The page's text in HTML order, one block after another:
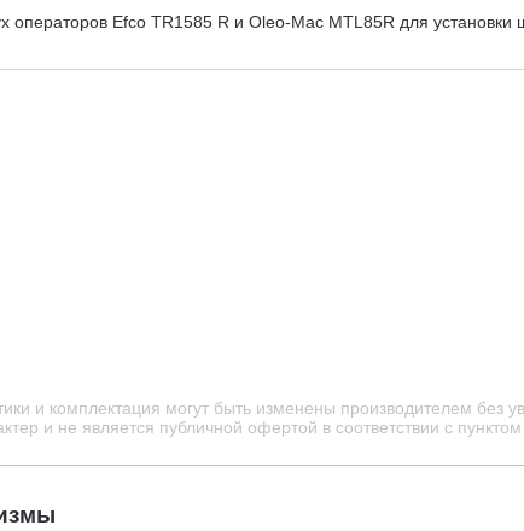
Efco TR1585 R и Oleo-Mac MTL85R для установки
и комплектация могут быть изменены производителем без
и не является публичной офертой в соответствии с